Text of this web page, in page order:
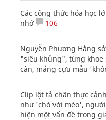
Các công thức hóa học
nhớ
106
Nguyễn Phương Hằng
"siêu khủng", từng khoe
cân, mắng cựu mẫu
Clip lột tả chân thực
như 'chó với mèo',
hiện một vấn đề trong